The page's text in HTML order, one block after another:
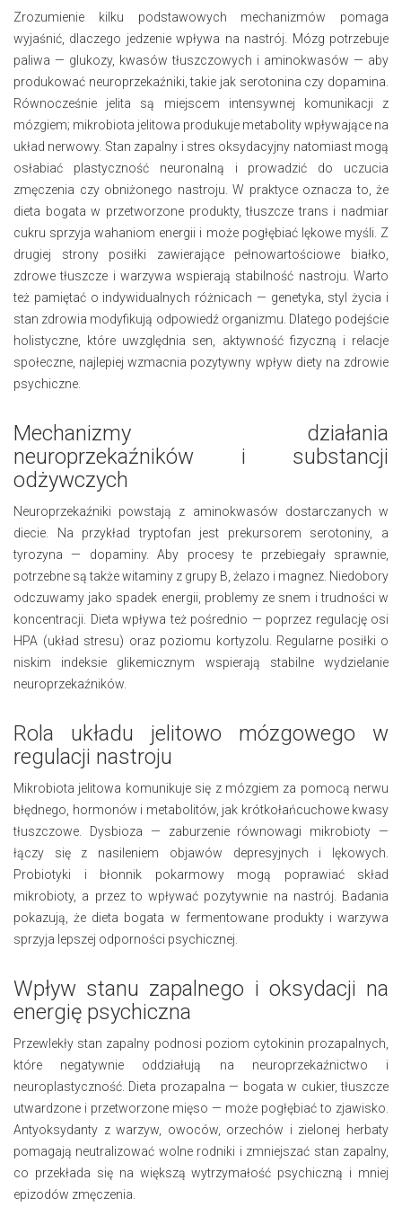
Zrozumienie kilku podstawowych mechanizmów pomaga
wyjaśnić, dlaczego jedzenie wpływa na nastrój. Mózg potrzebuje
paliwa — glukozy, kwasów tłuszczowych i aminokwasów — aby
produkować neuroprzekaźniki, takie jak serotonina czy dopamina.
Równocześnie jelita są miejscem intensywnej komunikacji z
mózgiem; mikrobiota jelitowa produkuje metabolity wpływające na
układ nerwowy. Stan zapalny i stres oksydacyjny natomiast mogą
osłabiać plastyczność neuronalną i prowadzić do uczucia
zmęczenia czy obniżonego nastroju. W praktyce oznacza to, że
dieta bogata w przetworzone produkty, tłuszcze trans i nadmiar
cukru sprzyja wahaniom energii i może pogłębiać lękowe myśli. Z
drugiej strony posiłki zawierające pełnowartościowe białko,
zdrowe tłuszcze i warzywa wspierają stabilność nastroju. Warto
też pamiętać o indywidualnych różnicach — genetyka, styl życia i
stan zdrowia modyfikują odpowiedź organizmu. Dlatego podejście
holistyczne, które uwzględnia sen, aktywność fizyczną i relacje
społeczne, najlepiej wzmacnia pozytywny wpływ diety na zdrowie
psychiczne.
Mechanizmy działania
neuroprzekaźników i substancji
odżywczych
Neuroprzekaźniki powstają z aminokwasów dostarczanych w
diecie. Na przykład tryptofan jest prekursorem serotoniny, a
tyrozyna — dopaminy. Aby procesy te przebiegały sprawnie,
potrzebne są także witaminy z grupy B, żelazo i magnez. Niedobory
odczuwamy jako spadek energii, problemy ze snem i trudności w
koncentracji. Dieta wpływa też pośrednio — poprzez regulację osi
HPA (układ stresu) oraz poziomu kortyzolu. Regularne posiłki o
niskim indeksie glikemicznym wspierają stabilne wydzielanie
neuroprzekaźników.
Rola układu jelitowo mózgowego w
regulacji nastroju
Mikrobiota jelitowa komunikuje się z mózgiem za pomocą nerwu
błędnego, hormonów i metabolitów, jak krótkołańcuchowe kwasy
tłuszczowe. Dysbioza — zaburzenie równowagi mikrobioty —
łączy się z nasileniem objawów depresyjnych i lękowych.
Probiotyki i błonnik pokarmowy mogą poprawiać skład
mikrobioty, a przez to wpływać pozytywnie na nastrój. Badania
pokazują, że dieta bogata w fermentowane produkty i warzywa
sprzyja lepszej odporności psychicznej.
Wpływ stanu zapalnego i oksydacji na
energię psychiczna
Przewlekły stan zapalny podnosi poziom cytokinin prozapalnych,
które negatywnie oddziałują na neuroprzekaźnictwo i
neuroplastyczność. Dieta prozapalna — bogata w cukier, tłuszcze
utwardzone i przetworzone mięso — może pogłębiać to zjawisko.
Antyoksydanty z warzyw, owoców, orzechów i zielonej herbaty
pomagają neutralizować wolne rodniki i zmniejszać stan zapalny,
co przekłada się na większą wytrzymałość psychiczną i mniej
epizodów zmęczenia.